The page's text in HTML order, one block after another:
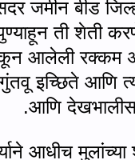
जमीन बीड
ती शेती
आलेली रक्कम
इच्छिते आणि
आणि
आधीच